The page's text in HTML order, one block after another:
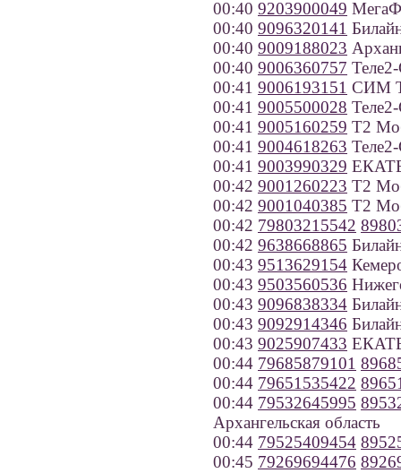
00:40 9203900049
00:40 9096320141
00:40 9009188023
00:40 9006360757
00:41 9006193151 СИМ
00:41 9005500028
00:41 9005160259 Т2
00:41 9004618263
00:41 9003990329
00:42 9001260223 Т2
00:42 9001040385 Т2
00:42 79803215542
00:42 9638668865
00:43 9513629154
00:43 9503560536
00:43 9096838334
00:43 9092914346
00:43 9025907433
00:44 79685879101
00:44 79651535422
00:44 79532645995
Архангельская область
00:44 79525409454
00:45 79269694476